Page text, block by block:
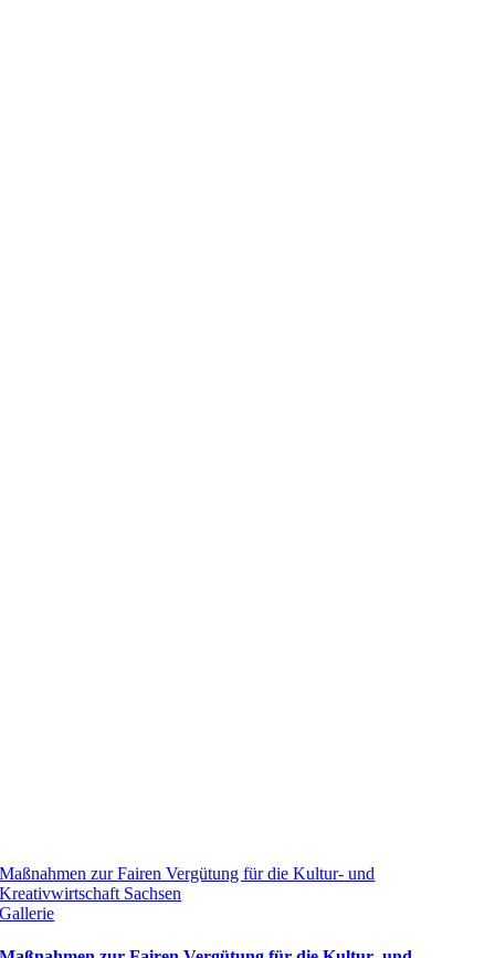
Maßnahmen zur Fairen Vergütung für die Kultur- und
Kreativwirtschaft Sachsen
Gallerie